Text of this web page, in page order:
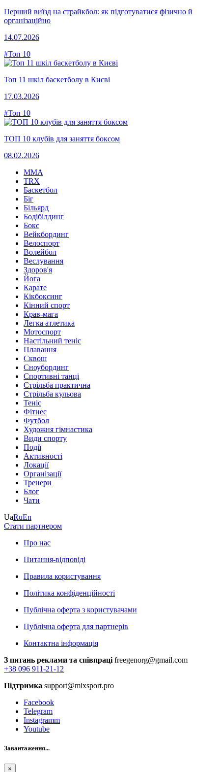
Перший виїзд на страйкбол: як підготуватися фізично й
організаційно
14.07.2026
#Топ 10
Топ 11 шкіл баскетболу в Києві
17.03.2026
#Топ 10
ТОП 10 клубів для заняття боксом
08.02.2026
MMA
TRX
Баскетбол
Біг
Більярд
Бодібілдинг
Бокс
Вейкбординг
Велоспорт
Волейбол
Веслування
Здоров'я
Йога
Карате
Кікбоксинг
Кінний спорт
Крав-мага
Легка атлетика
Мотоспорт
Настільний теніс
Плавання
Сквош
Сноубординг
Спортивні танці
Стрільба практична
Стрільба кульова
Теніс
Фітнес
Футбол
Художня гімнастика
Види спорту
Події
Активності
Локації
Організації
Тренери
Блог
Чати
UaRuEn
Стати партнером
Про нас
Питання-відповіді
Правила користування
Політика конфіденційності
Публічна оферта з користувачами
Публічна оферта для партнерів
Контактна інформація
З питань реклами та співпраці freegenorg@gmail.com
+38 096 911-21-12
Підтримка support@mixsport.pro
Facebook
Telegram
Instagramm
Youtube
Завантаження...
×